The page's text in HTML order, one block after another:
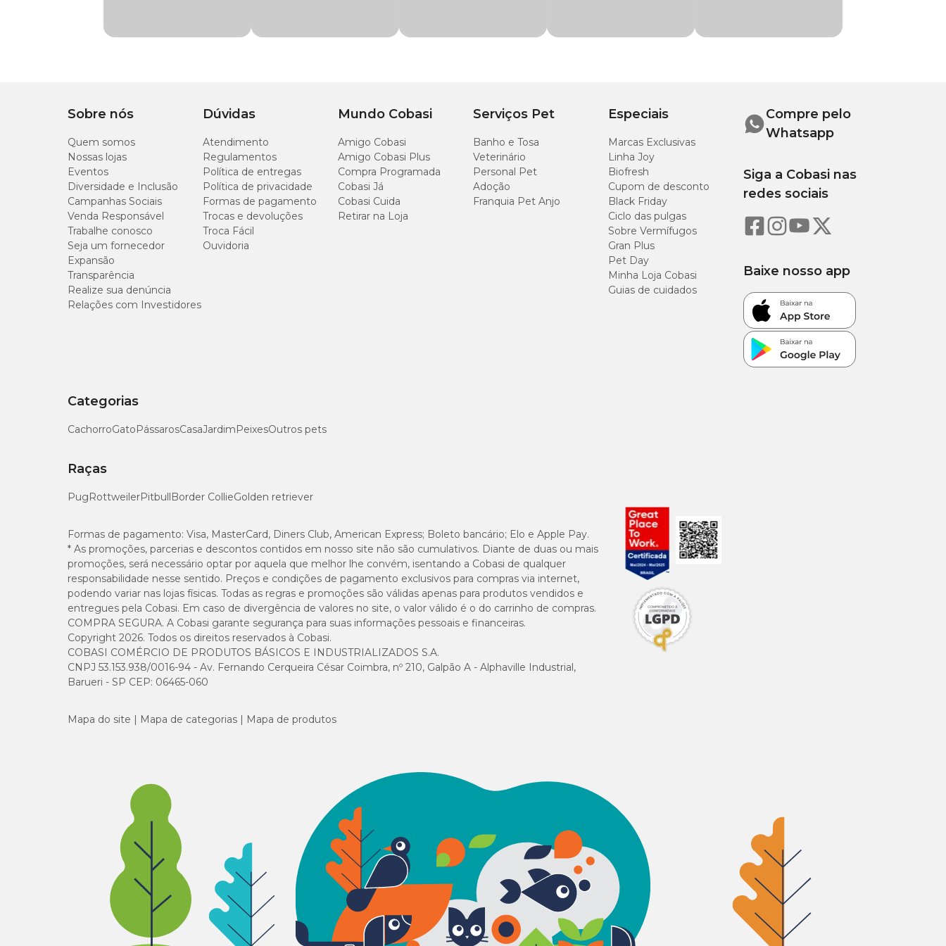
Iluminação
Meia Luz
Só aqui na Cobasi você encontra a Begonia Planta Natural Pote 15 com preço
especial. Compre agora mesmo em nosso site, app ou em uma de nossas
Gosta de ambientes com luz indireta ou sombra clara. Deve ser protegida do sol direto, que pode danificar a folhagem.
Rega
Mantenha o solo levemente úmido. Regue quando o topo do substrato estiver seco, evitando o excesso de água.
Substrato
Bem drenado e rico em matéria orgânica. Ideal misturar terra vegetal com perlita, areia e húmus.
Adubação
Sobre nós
Quem somos
Nossas lojas
Eventos
Diversidade e Inclusão
Campanhas Sociais
Venda Responsável
Trabalhe conosco
Seja um fornecedor
Expansão
Transparência
Realize sua denúncia
Relações com Investidores
Dúvidas
Atendimento
Regulamentos
Política de entregas
Política de privacidade
Formas de pagamento
Trocas e devoluções
Troca Fácil
Ouvidoria
Mundo Cobasi
Amigo Cobasi
Amigo Cobasi Plus
Compra Programada
Cobasi Já
Cobasi Cuida
Retirar na Loja
Serviços Pet
Banho e Tosa
Veterinário
Personal Pet
Adoção
Franquia Pet Anjo
Especiais
Marcas Exclusivas
Linha Joy
Biofresh
Cupom de desconto
Black Friday
Ciclo das pulgas
Sobre Vermífugos
Gran Plus
Pet Day
Minha Loja Cobasi
Guias de cuidados
Categorias
CachorroGatoPássarosCasaJardimPeixesOutros pets
Raças
PugRottweilerPitbullBorder CollieGolden retriever
Compre pelo
Whatsapp
Siga a Cobasi nas
redes sociais
Baixe nosso app
Formas de pagamento: Visa, MasterCard, Diners Club, American Express; Boleto bancário; Elo e Apple Pay.
* As promoções, parcerias e descontos contidos em nosso site não são cumulativos. Diante de duas ou mais
promoções, será necessário optar por aquela que melhor lhe convém, isentando a Cobasi de qualquer
responsabilidade nesse sentido. Preços e condições de pagamento exclusivos para compras via internet,
podendo variar nas lojas físicas. Todas as regras e promoções são válidas apenas para produtos vendidos e
entregues pela Cobasi. Em caso de divergência de valores no site, o valor válido é o do carrinho de compras.
COMPRA SEGURA. A Cobasi garante segurança para suas informações pessoais e financeiras.
Copyright 2026. Todos os direitos reservados à Cobasi.
COBASI COMÉRCIO DE PRODUTOS BÁSICOS E INDUSTRIALIZADOS S.A.
CNPJ 53.153.938/0016-94 - Av. Fernando Cerqueira César Coimbra, nº 210, Galpão A - Alphaville Industrial,
Barueri - SP CEP: 06465-060
Mapa do site Mapa de categorias Mapa de produtos